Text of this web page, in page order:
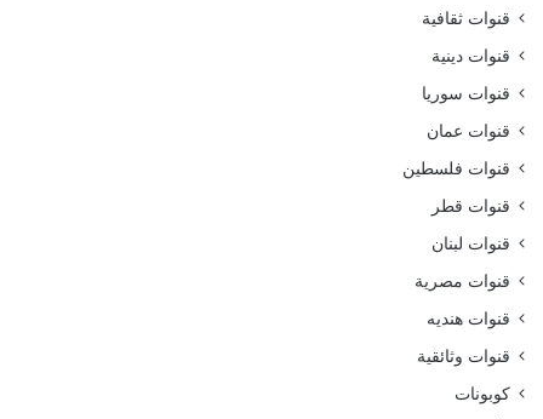
قنوات ثقافية
قنوات دينية
قنوات سوريا
قنوات عمان
قنوات فلسطين
قنوات قطر
قنوات لبنان
قنوات مصرية
قنوات هنديه
قنوات وثائقية
كوبونات